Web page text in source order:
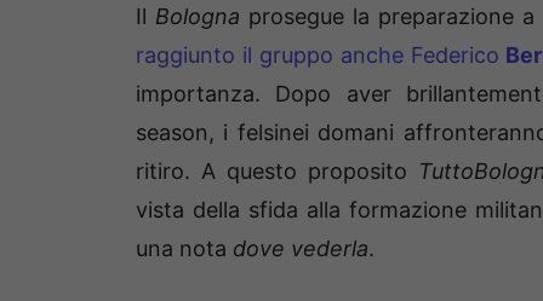
Il Bologna prosegue la preparazione
raggiunto il gruppo anche Federico
importanza. Dopo aver
season, i felsinei domani
ritiro. A questo proposito
vista della sfida alla formazione
una nota dove vederla.